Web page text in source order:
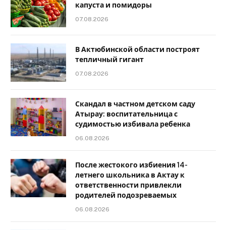
капуста и помидоры
07.08.2026
В Актюбинской области построят
тепличный гигант
07.08.2026
Скандал в частном детском саду
Атырау: воспитательница с
судимостью избивала ребенка
06.08.2026
После жестокого избиения 14-
летнего школьника в Актау к
ответственности привлекли
родителей подозреваемых
06.08.2026